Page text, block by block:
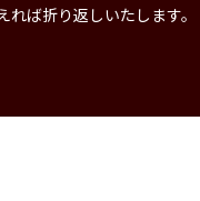
ば折り返しいたします。